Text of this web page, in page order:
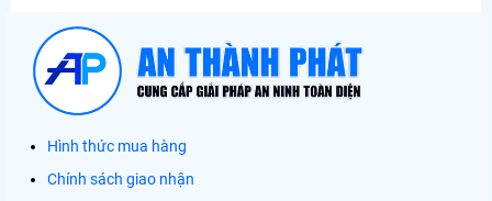
Hình thức mua hàng
Chính sách giao nhận